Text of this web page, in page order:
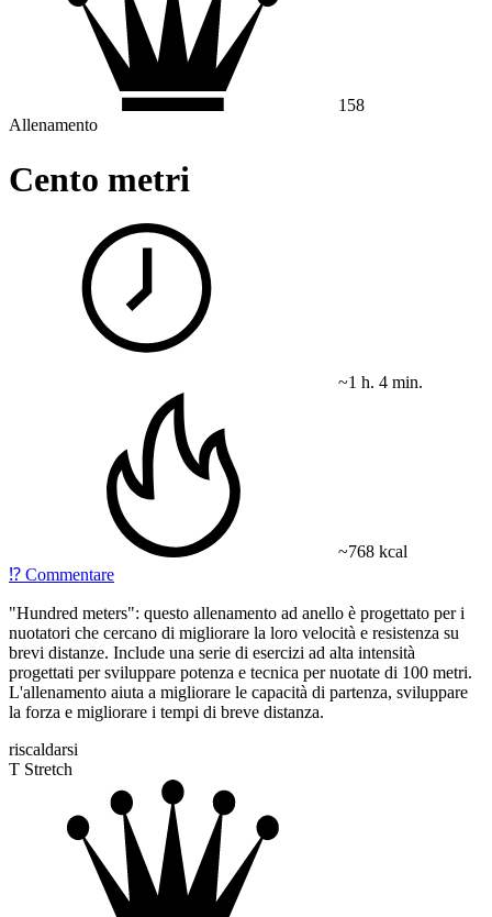
158
Allenamento
Cento metri
~1 h. 4 min.
~768 kcal
⁉️ Commentare
"Hundred meters": questo allenamento ad anello è progettato per i
nuotatori che cercano di migliorare la loro velocità e resistenza su
brevi distanze. Include una serie di esercizi ad alta intensità
progettati per sviluppare potenza e tecnica per nuotate di 100 metri.
L'allenamento aiuta a migliorare le capacità di partenza, sviluppare
la forza e migliorare i tempi di breve distanza.
riscaldarsi
T Stretch